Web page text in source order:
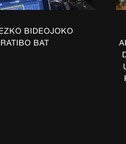
BIDEOJOKO
BAT